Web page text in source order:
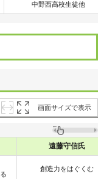
中野西高校生徒他
画面サイズで表示
遠藤守信氏
創造力をはぐくむ